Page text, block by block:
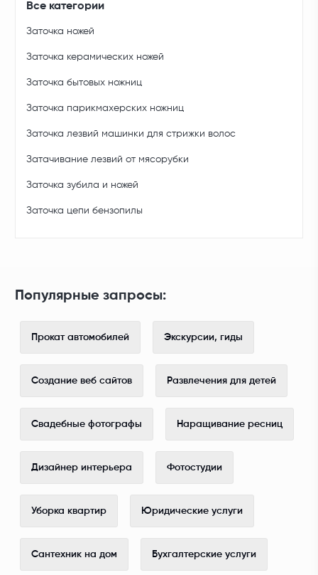
Все категории
Заточка ножей
Заточка керамических ножей
Заточка бытовых ножниц
Заточка парикмахерских ножниц
Заточка лезвий машинки для стрижки волос
Затачивание лезвий от мясорубки
Заточка зубила и ножей
Заточка цепи бензопилы
Популярные запросы:
Прокат автомобилей Экскурсии, гиды
Создание веб сайтов Развлечения для детей
Свадебные фотографы Наращивание ресниц
Дизайнер интерьера Фотостудии
Уборка квартир Юридические услуги
Сантехник на дом Бухгалтерские услуги